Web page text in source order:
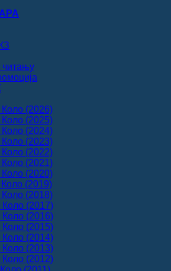
читању
Коло (2026)
Коло (2025)
Коло (2024)
Коло (2023)
Коло (2022)
Коло (2021)
Коло (2020)
Коло (2019)
Коло (2018)
Коло (2017)
Коло (2016)
Коло (2015)
Коло (2014)
Коло (2013)
Коло (2012)